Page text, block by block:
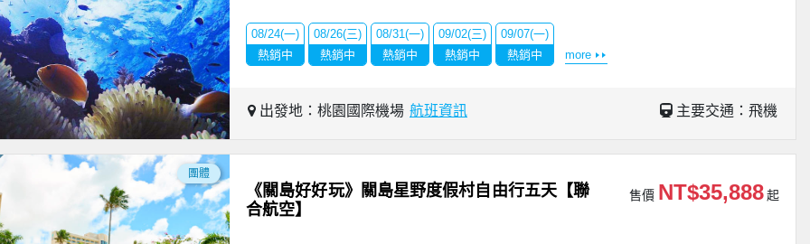
08/24(一)
熱銷中
08/26(三)
熱銷中
08/31(一)
熱銷中
09/02(三)
熱銷中
09/07(一)
熱銷中
more
出發地：桃園國際機場 航班資訊 主要交通：飛機
團體
《關島好好玩》關島星野度假村自由行五天【聯
合航空】
售價 NT$35,888起